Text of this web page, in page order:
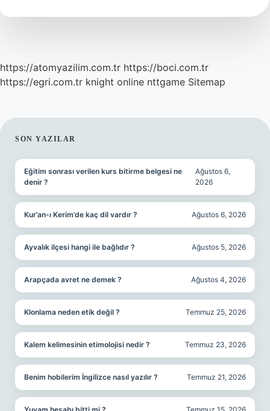
https://atomyazilim.com.tr https://boci.com.tr
https://egri.com.tr knight online nttgame Sitemap
SIDEBAR
SON YAZILAR
Eğitim sonrası verilen kurs bitirme belgesi ne
denir ?
Ağustos 6,
2026
Kur’an-ı Kerim’de kaç dil vardır ? Ağustos 6, 2026
Ayvalık ilçesi hangi ile bağlıdır ? Ağustos 5, 2026
Arapçada avret ne demek ? Ağustos 4, 2026
Klonlama neden etik değil ? Temmuz 25, 2026
Kalem kelimesinin etimolojisi nedir ? Temmuz 23, 2026
Benim hobilerim İngilizce nasıl yazılır ? Temmuz 21, 2026